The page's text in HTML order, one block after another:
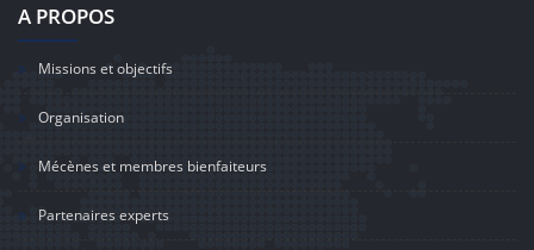
A PROPOS
Missions et objectifs
Organisation
Mécènes et membres bienfaiteurs
Partenaires experts